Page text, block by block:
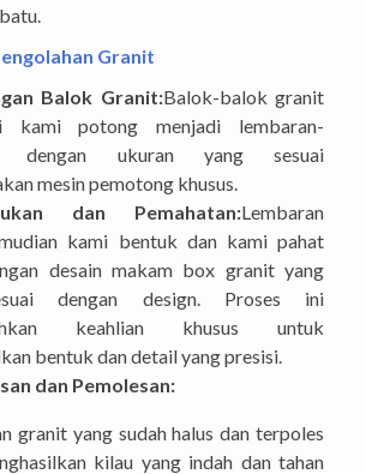
Granit
Balok Granit:Balok-balok granit
kami potong menjadi lembaran-
dengan ukuran yang sesuai
mesin pemotong khusus.
dan Pemahatan:Lembaran
kami bentuk dan kami pahat
desain makam box granit yang
dengan design. Proses ini
keahlian khusus untuk
bentuk dan detail yang presisi.
dan Pemolesan:
granit yang sudah halus dan terpoles
kilau yang indah dan tahan